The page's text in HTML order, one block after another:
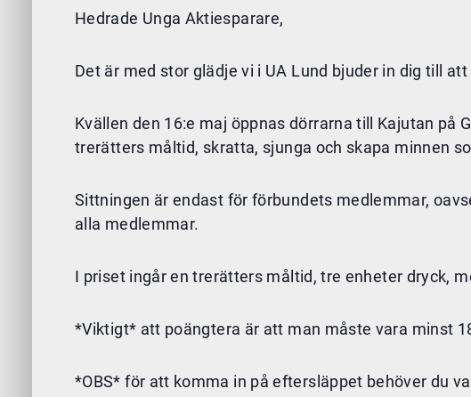
Hedrade Unga Aktiesparare,
Det är med stor glädje vi i UA Lund bjuder in dig till
Kvällen den 16:e maj öppnas dörrarna till Kajutan
trerätters måltid, skratta, sjunga och skapa minnen
Sittningen är endast för förbundets medlemmar,
alla medlemmar.
I priset ingår en trerätters måltid, tre enheter dryck,
*Viktigt* att poängtera är att man måste vara minst
*OBS* för att komma in på eftersläppet behöver du